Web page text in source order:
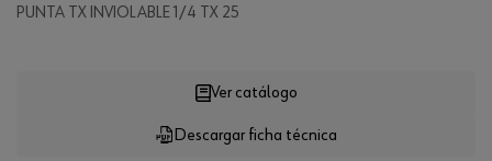
PUNTA TX INVIOLABLE 1/4 TX 25
Loading...
Descargar ficha técnica
Ver catálogo